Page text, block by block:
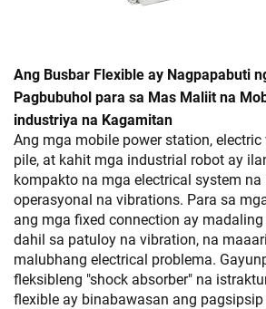
Ang Busbar Flexible ay Nagpapabuti
Pagbubuhol para sa Mas Maliit na
industriya na Kagamitan
Ang mga mobile power station, electric
pile, at kahit mga industrial robot ay
kompakto na mga electrical system na
operasyonal na vibrations. Para sa
ang mga fixed connection ay
dahil sa patuloy na vibration, na
malubhang electrical problema.
fleksibleng "shock absorber" na
flexible ay binabawasan ang